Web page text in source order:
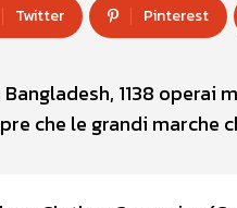
Twitter Pinterest
1138 operai
che le grandi marche